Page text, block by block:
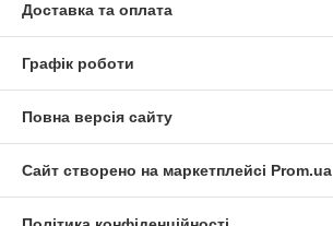
Доставка та оплата
Графік роботи
Повна версія сайту
Сайт створено на маркетплейсі Prom.ua